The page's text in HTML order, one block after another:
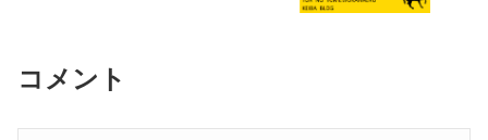
コメント